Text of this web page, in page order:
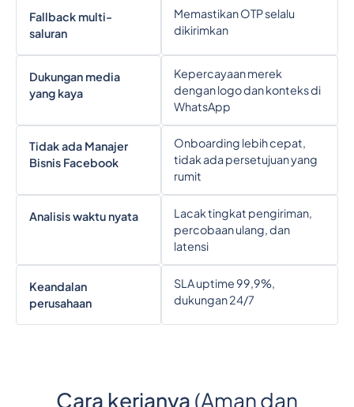
Fallback multi-
saluran
Memastikan OTP selalu
dikirimkan
Dukungan media
yang kaya
Kepercayaan merek
dengan logo dan konteks di
WhatsApp
Tidak ada Manajer
Bisnis Facebook
Onboarding lebih cepat,
tidak ada persetujuan yang
rumit
Analisis waktu nyata
Lacak tingkat pengiriman,
percobaan ulang, dan
latensi
Keandalan
perusahaan
SLA uptime 99,9%,
dukungan 24/7
Cara kerjanya (Aman dan